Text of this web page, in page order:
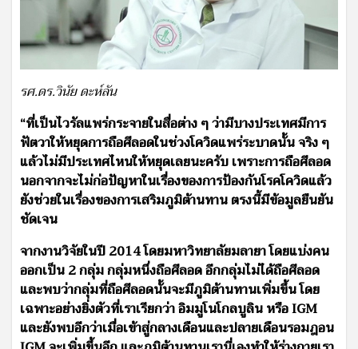
รศ.ดร.วินัย ดะห์ลัน
“ที่เป็นไวรัลแพร่กระจายในสื่อต่าง ๆ ว่ามีบางประเทศมีการ
ฟัตวาให้หยุดการถือศีลอดในช่วงโควิดแพร่ระบาดนั้น จริง ๆ
แล้วไม่มีประเทศไหนให้หยุดเลยนะครับ เพราะการถือศีลอด
นอกจากจะไม่ก่อปัญหาในเรื่องของการป้องกันโรคโควิดแล้ว
ยังช่วยในเรื่องของการเสริมภูมิต้านทาน ตรงนี้มีข้อมูลยืนยัน
ชัดเจน
จากงานวิจัยในปี 2014 โดยมหาวิทยาลัยมลายา โดยแบ่งคน
ออกเป็น 2 กลุ่ม กลุ่มหนึ่งถือศีลอด อีกกลุ่มไม่ได้ถือศีลอด
และพบว่ากลุ่มที่ถือศีลอดนั้นจะมีภูมิต้านทานเพิ่มขึ้น โดย
เฉพาะอย่างยิ่งตัวที่เราเรียกว่า อิมมูโนโกลบูลิน หรือ IGM
และยังพบอีกว่าเมื่อเข้าสู่กลางเดือนและปลายเดือนรอมฎอน